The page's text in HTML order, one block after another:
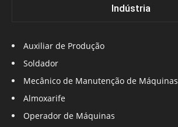
Indústria
Auxiliar de Produção
Soldador
Mecânico de Manutenção de Máquinas
Almoxarife
Operador de Máquinas